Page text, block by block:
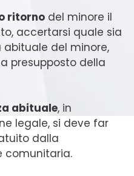
ritorno del minore il
accertarsi quale sia
del minore,
presupposto della
abituale, in
legale, si deve far
dalla
comunitaria.